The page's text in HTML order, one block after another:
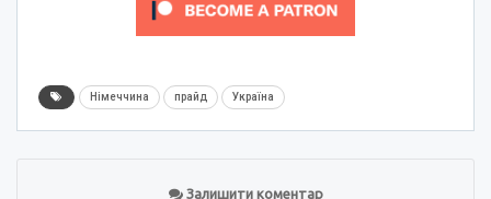
Німеччина прайд Україна
Залишити коментар